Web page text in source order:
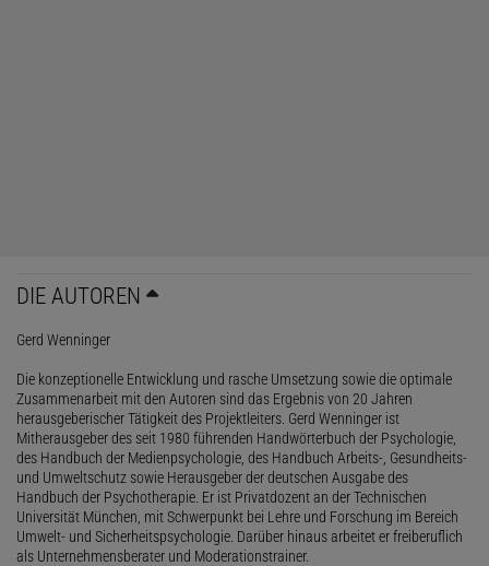
DIE AUTOREN
Gerd Wenninger
Die konzeptionelle Entwicklung und rasche Umsetzung sowie die optimale
Zusammenarbeit mit den Autoren sind das Ergebnis von 20 Jahren
herausgeberischer Tätigkeit des Projektleiters. Gerd Wenninger ist
Mitherausgeber des seit 1980 führenden Handwörterbuch der Psychologie,
des Handbuch der Medienpsychologie, des Handbuch Arbeits-, Gesundheits-
und Umweltschutz sowie Herausgeber der deutschen Ausgabe des
Handbuch der Psychotherapie. Er ist Privatdozent an der Technischen
Universität München, mit Schwerpunkt bei Lehre und Forschung im Bereich
Umwelt- und Sicherheitspsychologie. Darüber hinaus arbeitet er freiberuflich
als Unternehmensberater und Moderationstrainer.